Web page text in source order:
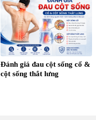
Đánh giá đau cột sống cổ &
cột sống thắt lưng